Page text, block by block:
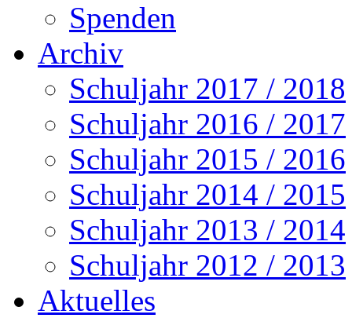
Spenden
Archiv
Schuljahr 2017 / 2018
Schuljahr 2016 / 2017
Schuljahr 2015 / 2016
Schuljahr 2014 / 2015
Schuljahr 2013 / 2014
Schuljahr 2012 / 2013
Aktuelles